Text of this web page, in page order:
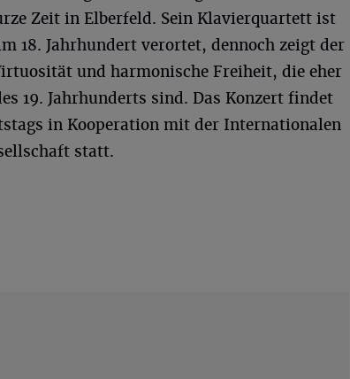
Zeit in Elberfeld. Sein Klavierquartett ist
18. Jahrhundert verortet, dennoch zeigt der
und harmonische Freiheit, die eher
19. Jahrhunderts sind. Das Konzert findet
in Kooperation mit der Internationalen
statt.